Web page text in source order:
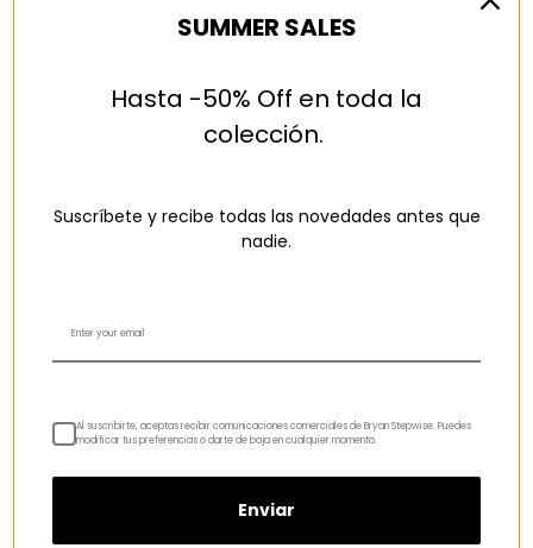
Medidas
CAMBIOS Y DEVOLUCIONES
SUMMER SALES
Hasta -50% Off en toda la
colección.
Suscríbete y recibe todas las novedades antes que
nadie.
Al suscribirte, aceptas recibir comunicaciones comerciales de Bryan Stepwise. Puedes
modificar tus preferencias o darte de baja en cualquier momento.
Enviar